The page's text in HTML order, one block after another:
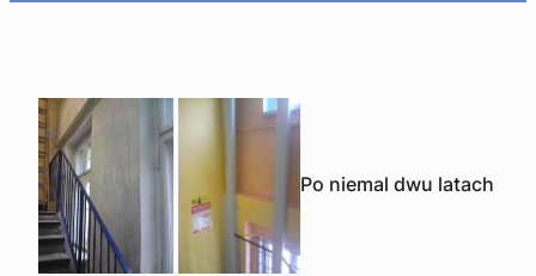
Po niemal dwu latach